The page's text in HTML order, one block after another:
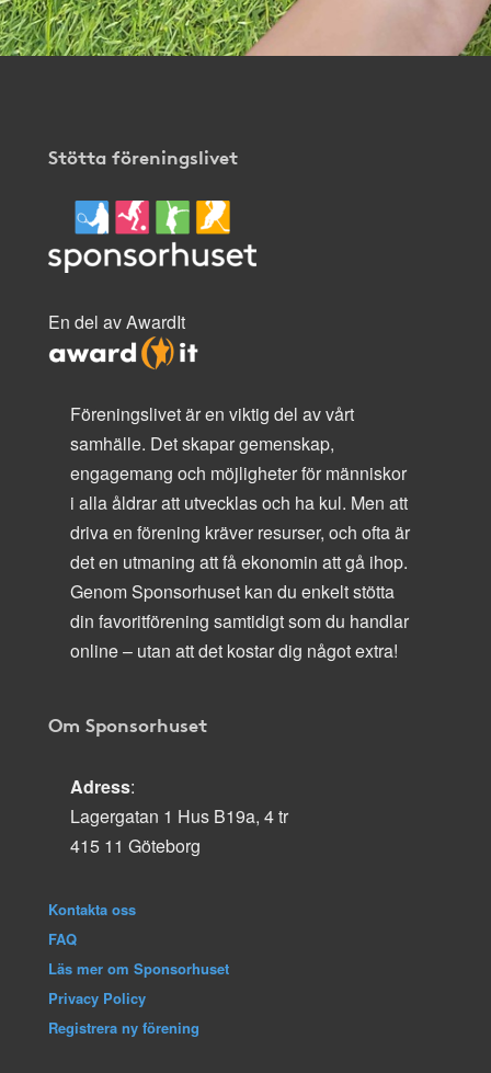
Stötta föreningslivet
En del av AwardIt
Föreningslivet är en viktig del av vårt
samhälle. Det skapar gemenskap,
engagemang och möjligheter för människor
i alla åldrar att utvecklas och ha kul. Men att
driva en förening kräver resurser, och ofta är
det en utmaning att få ekonomin att gå ihop.
Genom Sponsorhuset kan du enkelt stötta
din favoritförening samtidigt som du handlar
online – utan att det kostar dig något extra!
Om Sponsorhuset
Adress:
Lagergatan 1 Hus B19a, 4 tr
415 11 Göteborg
Kontakta oss
FAQ
Läs mer om Sponsorhuset
Privacy Policy
Registrera ny förening